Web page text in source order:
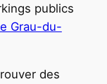
publics
Grau-du-
des